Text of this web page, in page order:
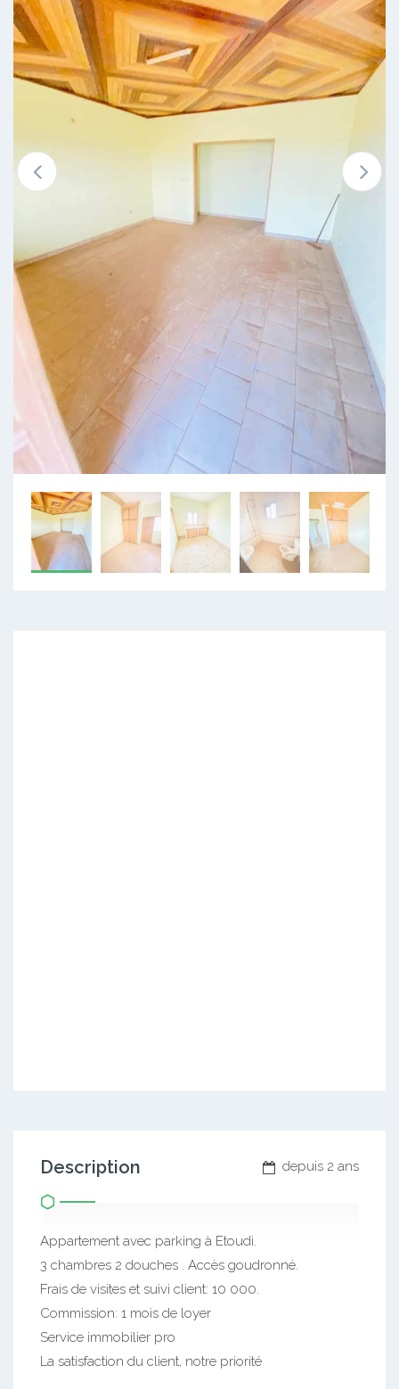
depuis 2 ans
Description
Appartement avec parking à Etoudi.
3 chambres 2 douches . Accès goudronné.
Frais de visites et suivi client: 10 000.
Commission: 1 mois de loyer
Service immobilier pro
La satisfaction du client, notre priorité